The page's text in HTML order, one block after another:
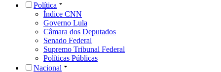
Política
Índice CNN
Governo Lula
Câmara dos Deputados
Senado Federal
Supremo Tribunal Federal
Políticas Públicas
Nacional